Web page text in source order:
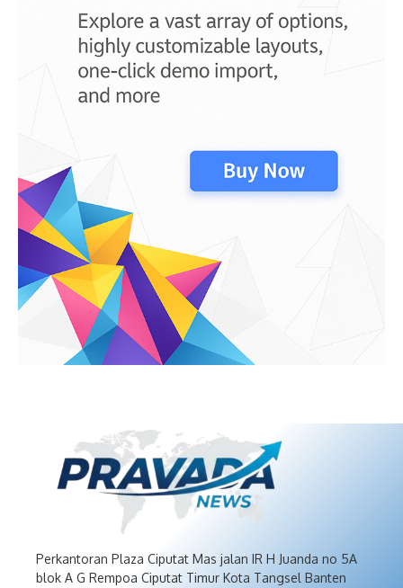
Perkantoran Plaza Ciputat Mas jalan IR H Juanda no 5A
blok A G Rempoa Ciputat Timur Kota Tangsel Banten